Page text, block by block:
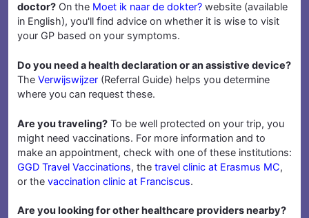
doctor?On the Moet ik naar de dokter?website (available
in English), you'll find advice on whether it is wise to visit
your GP based on your symptoms.
Do you need a health declaration or an assistive device?
The Verwijswijzer (Referral Guide) helps you determine
where you can request these.
Are you traveling?To be well protected on your trip, you
might need vaccinations. For more information and to
make an appointment, check with one of these institutions:
GGD Travel Vaccinations, the travel clinic at Erasmus MC,
or the vaccination clinic at Franciscus.
Are you looking for other healthcare providers nearby?